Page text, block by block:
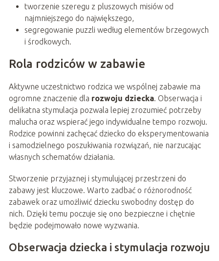
tworzenie szeregu z pluszowych misiów od
najmniejszego do największego,
segregowanie puzzli według elementów brzegowych
i środkowych.
Rola rodziców w zabawie
Aktywne uczestnictwo rodzica we wspólnej zabawie ma
ogromne znaczenie dla rozwoju dziecka. Obserwacja i
delikatna stymulacja pozwala lepiej zrozumieć potrzeby
malucha oraz wspierać jego indywidualne tempo rozwoju.
Rodzice powinni zachęcać dziecko do eksperymentowania
i samodzielnego poszukiwania rozwiązań, nie narzucając
własnych schematów działania.
Stworzenie przyjaznej i stymulującej przestrzeni do
zabawy jest kluczowe. Warto zadbać o różnorodność
zabawek oraz umożliwić dziecku swobodny dostęp do
nich. Dzięki temu poczuje się ono bezpieczne i chętnie
będzie podejmowało nowe wyzwania.
Obserwacja dziecka i stymulacja rozwoju